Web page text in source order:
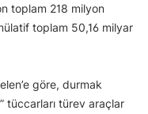
toplam 218 milyon
toplam 50,16 milyar
göre, durmak
tüccarları türev araçlar